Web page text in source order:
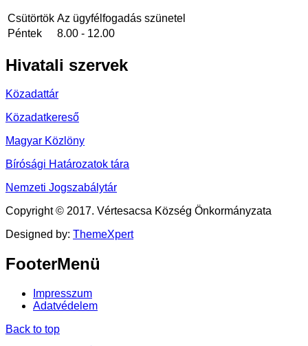
Csütörtök Az ügyfélfogadás szünetel
Péntek
8.00 - 12.00
Hivatali szervek
Közadattár
Közadatkereső
Magyar Közlöny
Bírósági Határozatok tára
Nemzeti Jogszabálytár
Copyright © 2017. Vértesacsa Község Önkormányzata
Designed by: ThemeXpert
FooterMenü
Impresszum
Adatvédelem
Back to top